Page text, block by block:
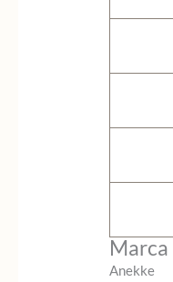
Marca
Anekke